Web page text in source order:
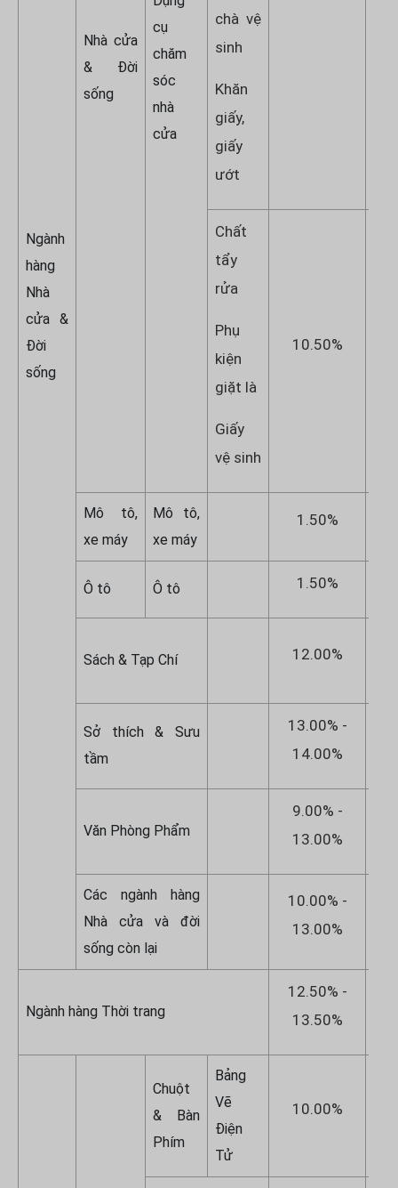
Ngành
hàng
Nhà
cửa &
Đời
sống
Nhà cửa
& Đời
sống
cụ
chăm
sóc
nhà
cửa
chà vệ
sinh
Khăn
giấy,
giấy
ướt
Chất
tẩy
rửa
Phụ
kiện
giặt là
Giấy
vệ sinh
10.50%
Mô tô,
xe máy
Mô tô,
xe máy
1.50%
Ô tô Ô tô 1.50%
Sách & Tạp Chí 12.00%
Sở thích & Sưu
tầm
13.00% -
14.00%
Văn Phòng Phẩm
9.00% -
13.00%
Các ngành hàng
Nhà cửa và đời
sống còn lại
10.00% -
13.00%
Ngành hàng Thời trang
12.50% -
13.50%
Chuột
& Bàn
Phím
Bảng
Vẽ
Điện
Tử
10.00%